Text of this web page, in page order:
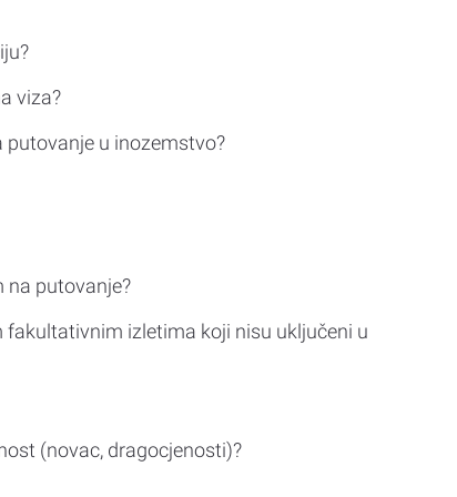
viza?
u inozemstvo?
na putovanje?
izletima koji nisu uključeni u
(novac, dragocjenosti)?